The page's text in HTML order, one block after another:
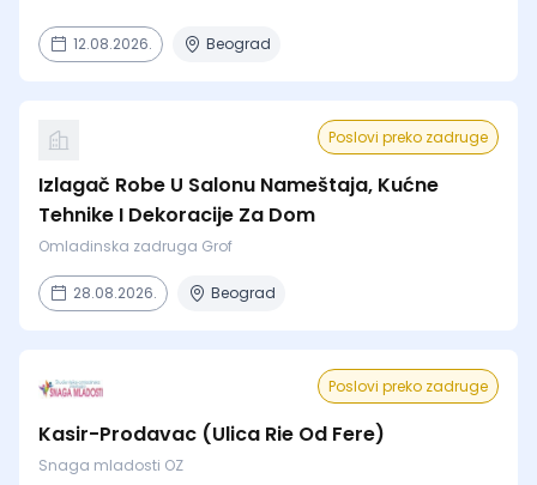
12.08.2026. Beograd
Poslovi preko zadruge
Izlagač Robe U Salonu Nameštaja, Kućne
Tehnike I Dekoracije Za Dom
Omladinska zadruga Grof
28.08.2026. Beograd
Poslovi preko zadruge
Kasir-Prodavac (Ulica Rie Od Fere)
Snaga mladosti OZ